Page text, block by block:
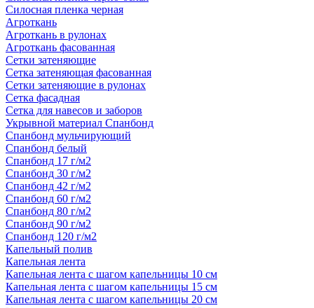
Силосная пленка черная
Агроткань
Агроткань в рулонах
Агроткань фасованная
Сетки затеняющие
Сетка затеняющая фасованная
Сетки затеняющие в рулонах
Сетка фасадная
Сетка для навесов и заборов
Укрывной материал Спанбонд
Спанбонд мульчирующий
Спанбонд белый
Спанбонд 17 г/м2
Спанбонд 30 г/м2
Спанбонд 42 г/м2
Спанбонд 60 г/м2
Спанбонд 80 г/м2
Спанбонд 90 г/м2
Спанбонд 120 г/м2
Капельный полив
Капельная лента
Капельная лента с шагом капельницы 10 см
Капельная лента с шагом капельницы 15 см
Капельная лента с шагом капельницы 20 см